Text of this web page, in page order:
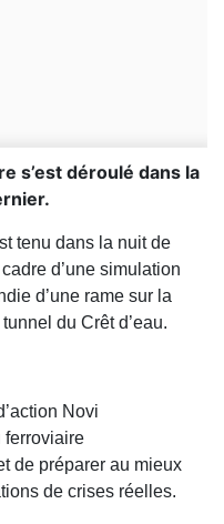
s’est déroulé dans la
tenu dans la nuit de
d’une simulation
d’une rame sur la
du Crêt d’eau.
Novi
ferroviaire
de préparer au mieux
de crises réelles.